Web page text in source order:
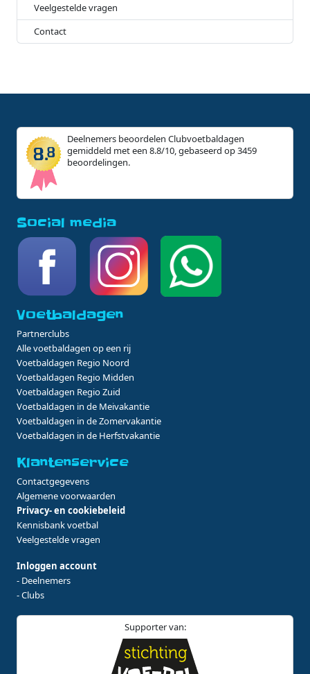
Veelgestelde vragen
Contact
Deelnemers beoordelen Clubvoetbaldagen
gemiddeld met een 8.8/10, gebaseerd op 3459
beoordelingen.
Social media
Voetbaldagen
Partnerclubs
Alle voetbaldagen op een rij
Voetbaldagen Regio Noord
Voetbaldagen Regio Midden
Voetbaldagen Regio Zuid
Voetbaldagen in de Meivakantie
Voetbaldagen in de Zomervakantie
Voetbaldagen in de Herfstvakantie
Klantenservice
Contactgegevens
Algemene voorwaarden
Privacy- en cookiebeleid
Kennisbank voetbal
Veelgestelde vragen
Inloggen account
- Deelnemers
- Clubs
Supporter van: